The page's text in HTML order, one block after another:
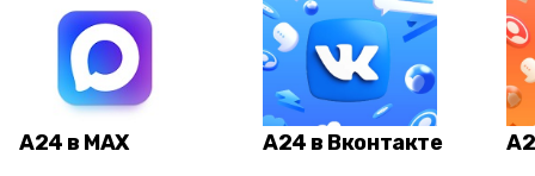
А24 в MAX А24 в Вконтакте